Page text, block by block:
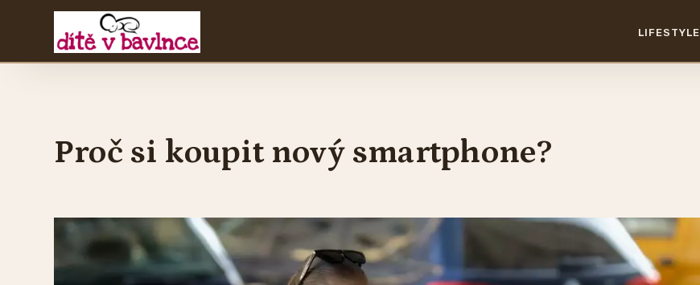
LIFESTYLE
Proč si koupit nový smartphone?